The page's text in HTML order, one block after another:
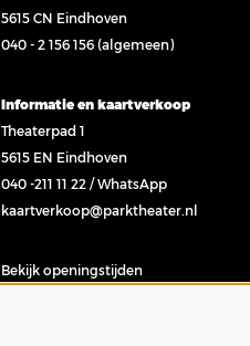
5615 CN Eindhoven
040 - 2 156 156 (algemeen)
Informatie en kaartverkoop
Theaterpad 1
5615 EN Eindhoven
040 -211 11 22 /WhatsApp
kaartverkoop@parktheater.nl
Bekijk openingstijden